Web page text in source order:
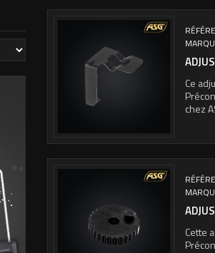
Ce
chez
Cette